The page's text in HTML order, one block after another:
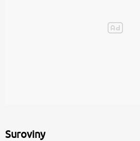
Suroviny